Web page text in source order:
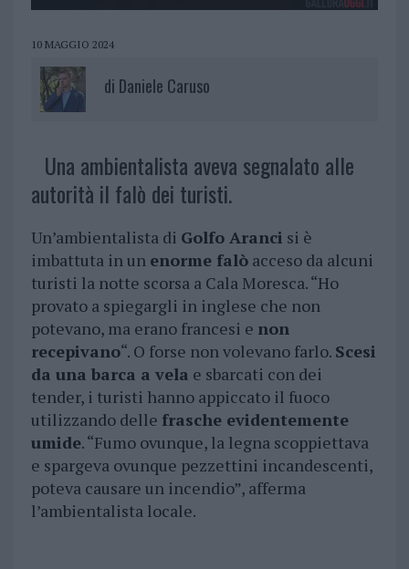
10 MAGGIO 2024
di Daniele Caruso
Una ambientalista aveva segnalato alle
autorità il falò dei turisti.
Un’ambientalista di Golfo Aranci si è
imbattuta in un enorme falòacceso da alcuni
turisti la notte scorsa a Cala Moresca. “Ho
provato a spiegargli in inglese che non
potevano, ma erano francesi e non
recepivano“. O forse non volevano farlo. Scesi
da una barca a vela e sbarcati con dei
tender, i turisti hanno appiccato il fuoco
utilizzando delle frasche evidentemente
umide. “Fumo ovunque, la legna scoppiettava
e spargeva ovunque pezzettini incandescenti,
poteva causare un incendio”, afferma
l’ambientalista locale.